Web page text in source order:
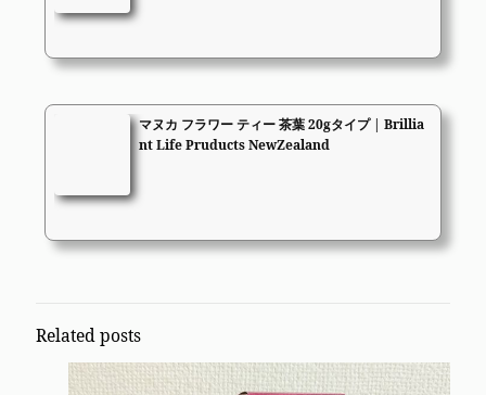
マヌカ フラワー ティー 茶葉 20gタイプ | Brillia
nt Life Pruducts NewZealand
Related posts